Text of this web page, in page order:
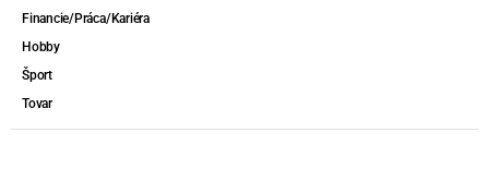
Financie/Práca/Kariéra
Hobby
Šport
Tovar